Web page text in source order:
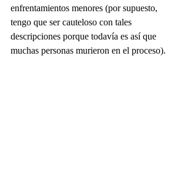
enfrentamientos menores (por supuesto,
tengo que ser cauteloso con tales
descripciones porque todavía es así que
muchas personas murieron en el proceso).